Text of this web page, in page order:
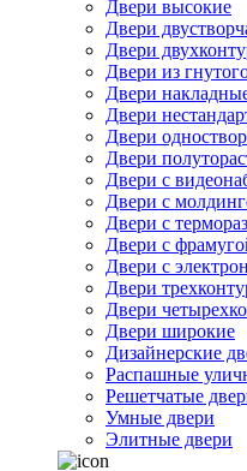
Двери высокие
Двери
Двери
Двери из
Двери
Двери
Двери
Двери
Двери с
Двери с
Двери с
Двери с
Двери с
Двери
Двери
Двери широкие
Дизайнерские
Распашные
Решетчатые
Умные двери
Элитные двери